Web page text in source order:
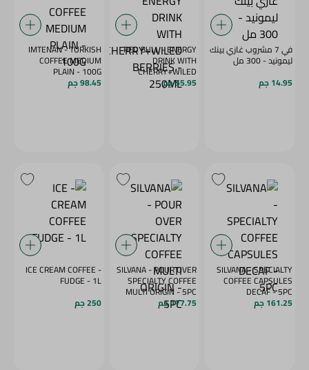
في 7 مشروب غازي بينك
ليمونيد - 300 مل
14.95 جم
RED BULL - ENERGY
DRINK WITH
CHERRY+WILED
BERRIES - 250ML
55.95 جم
IMTENAN - TURKISH
COFFEE MEDIUM
PLAIN - 100G
98.45 جم
SILVANA - SPECIALTY
COFFEE CAPSULES
DECAF - 5PC
161.25 جم
SILVANA - POUR OVER
SPECIALTY COFFEE
MULTI ORIGIN - 5PC
177.75 جم
- ICE CREAM COFFEE
FUDGE - 1L
250 جم